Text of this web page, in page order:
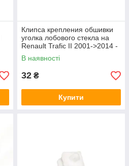
Клипса крепления обшивки
уголка лобового стекла на
Renault Trafic II 2001->2014 -
Romix (Польша) - ROM
C10045
В наявності
32 ₴
Купити